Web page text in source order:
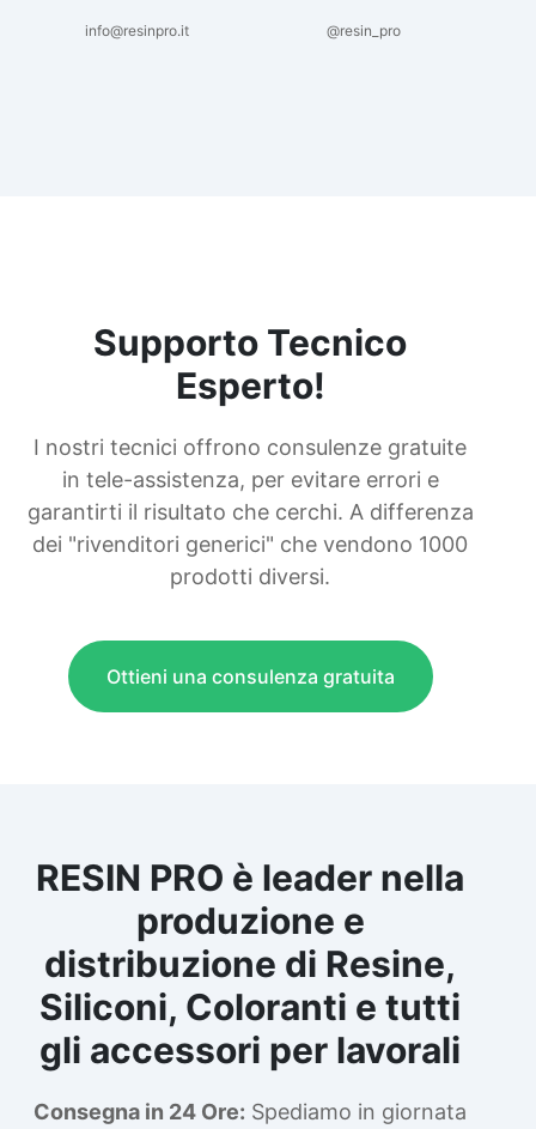
info@resinpro.it @resin_pro
Supporto Tecnico
Esperto!
I nostri tecnici offrono consulenze gratuite
in tele-assistenza, per evitare errori e
garantirti il risultato che cerchi. A differenza
dei "rivenditori generici" che vendono 1000
prodotti diversi.
Ottieni una consulenza gratuita
RESIN PRO è leader nella
produzione e
distribuzione di Resine,
Siliconi, Coloranti e tutti
gli accessori per lavorali
Consegna in 24 Ore: Spediamo in giornata